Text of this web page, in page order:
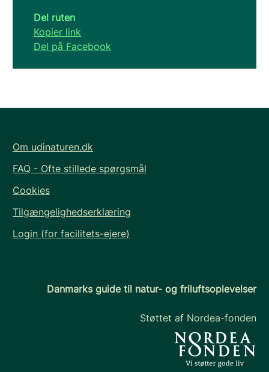
Del ruten
Kopier link
Del på Facebook
Om udinaturen.dk
FAQ - Ofte stillede spørgsmål
Cookies
Tilgængelighedserklæring
Login (for facilitets-ejere)
Danmarks guide til natur- og friluftsoplevelser
Støttet af Nordea-fonden